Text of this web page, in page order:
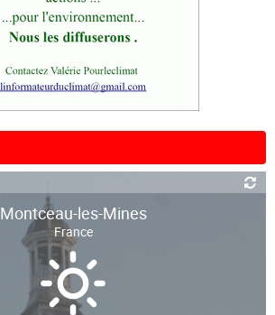
Montceau-les-Mines
France